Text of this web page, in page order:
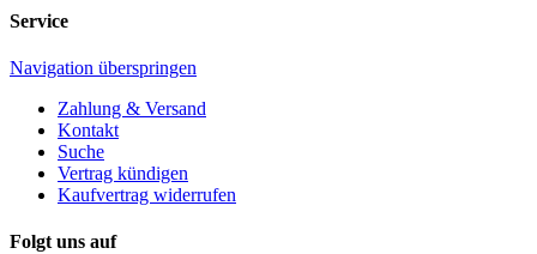
Service
Navigation überspringen
Zahlung & Versand
Kontakt
Suche
Vertrag kündigen
Kaufvertrag widerrufen
Folgt uns auf